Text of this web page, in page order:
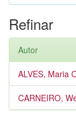
Refinar
Autor
ALVES, Maria
CARNEIRO,